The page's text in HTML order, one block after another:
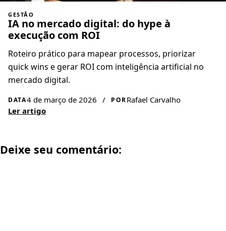
GESTÃO
IA no mercado digital: do hype à
execução com ROI
Roteiro prático para mapear processos, priorizar
quick wins e gerar ROI com inteligência artificial no
mercado digital.
DATA4 de março de 2026 / PORRafael Carvalho
Ler artigo
Deixe seu comentário: